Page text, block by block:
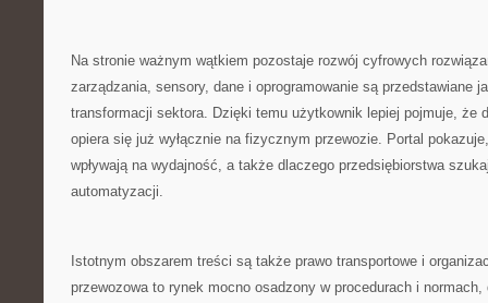
Na stronie ważnym wątkiem pozostaje rozwój cyfrowych
zarządzania, sensory, dane i oprogramowanie są przedstawiane
transformacji sektora. Dzięki temu użytkownik lepiej pojmuje, że
opiera się już wyłącznie na fizycznym przewozie. Portal
wpływają na wydajność, a także dlaczego przedsiębiorstwa
automatyzacji.
Istotnym obszarem treści są także prawo transportowe i
przewozowa to rynek mocno osadzony w procedurach i normach,